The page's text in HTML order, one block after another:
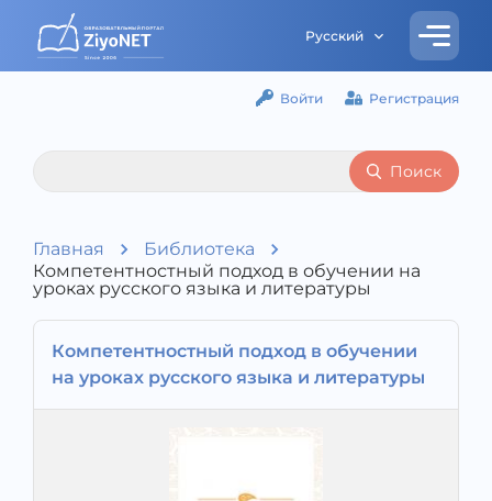
Русский
Войти Регистрация
Поиск
Главная
Библиотека
Компетентностный подход в обучении на
уроках русского языка и литературы
Компетентностный подход в обучении
на уроках русского языка и литературы